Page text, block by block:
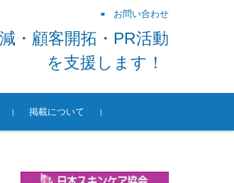
お問い合わせ
・顧客開拓・PR活動
を支援します！
掲載について